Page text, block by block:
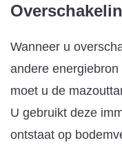
Wanneer u
andere
moet u de
U gebruikt deze
ontstaat op